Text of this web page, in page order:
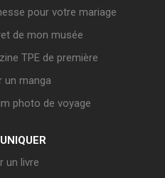
pour votre mariage
de mon musée
TPE de première
un manga
photo de voyage
un livre